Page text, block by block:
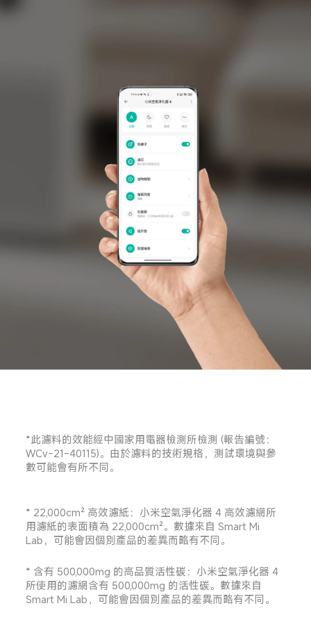
*此濾料的效能經中國家用電器檢測所檢測 (報告編號：
WCv-21-40115)。由於濾料的技術規格，測試環境與參
數可能會有所不同。
* 22,000cm² 高效濾紙：小米空氣淨化器 4 高效濾網所
用濾紙的表面積為 22,000cm²。數據來自 Smart Mi
Lab，可能會因個別產品的差異而略有不同。
* 含有 500,000mg 的高品質活性碳：小米空氣淨化器 4
所使用的濾網含有 500,000mg 的活性碳。數據來自
Smart Mi Lab，可能會因個別產品的差異而略有不同。